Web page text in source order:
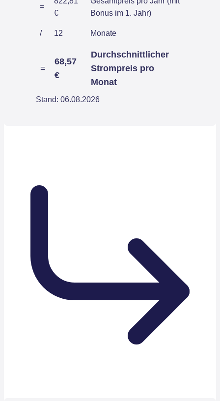
=
€
Bonus im 1. Jahr)
/ 12 Monate
=
68,57
€
Durchschnittlicher
Strompreis pro
Monat
Stand: 06.08.2026